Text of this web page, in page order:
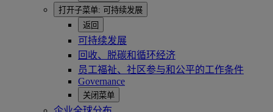
打开子菜单: 可持续发展
返回
可持续发展
回收、脱碳和循环经济
员工福祉、社区参与和公平的工作条件
Governance
关闭菜单